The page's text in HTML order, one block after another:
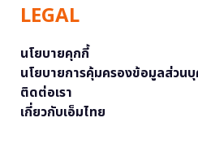
LEGAL
นโยบายคุกกี้
นโยบายการคุ้มครองข้อมูลส่วน
ติดต่อเรา
เกี่ยวกับเอ็มไทย